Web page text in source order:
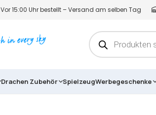
Vor 15:00 Uhr bestellt – Versand am selben Tag
Products
search
Drachen Zubehör SpielzeugWerbegeschenke